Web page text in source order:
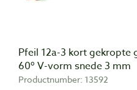
Pfeil 12a-3 kort gekropte
60º V-vorm snede 3 mm
Productnumber: 13592